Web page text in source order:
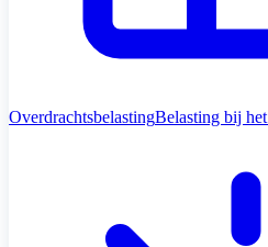
OverdrachtsbelastingBelasting bij